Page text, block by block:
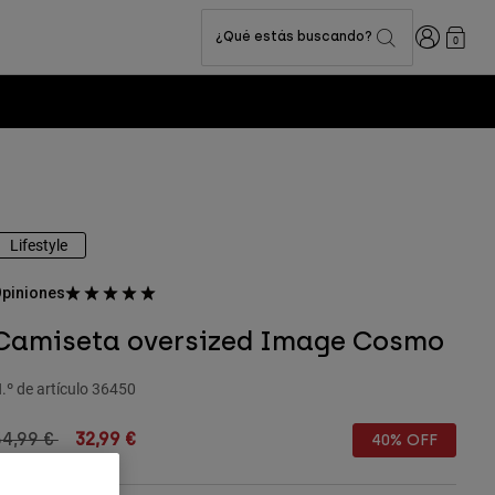
¿Qué estás buscando? Iniciar0
Lifestyle
oversized Image Cosmo
de artículo 36450
reduced from
€to32,99 € 40% OFF